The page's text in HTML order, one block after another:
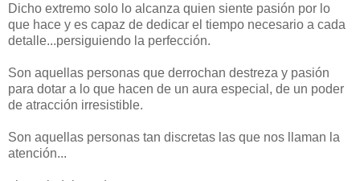
Dicho extremo solo lo alcanza quien siente pasión por lo
que hace y es capaz de dedicar el tiempo necesario a cada
detalle...persiguiendo la perfección.
Son aquellas personas que derrochan destreza y pasión
para dotar a lo que hacen de un aura especial, de un poder
de atracción irresistible.
Son aquellas personas tan discretas las que nos llaman la
atención...